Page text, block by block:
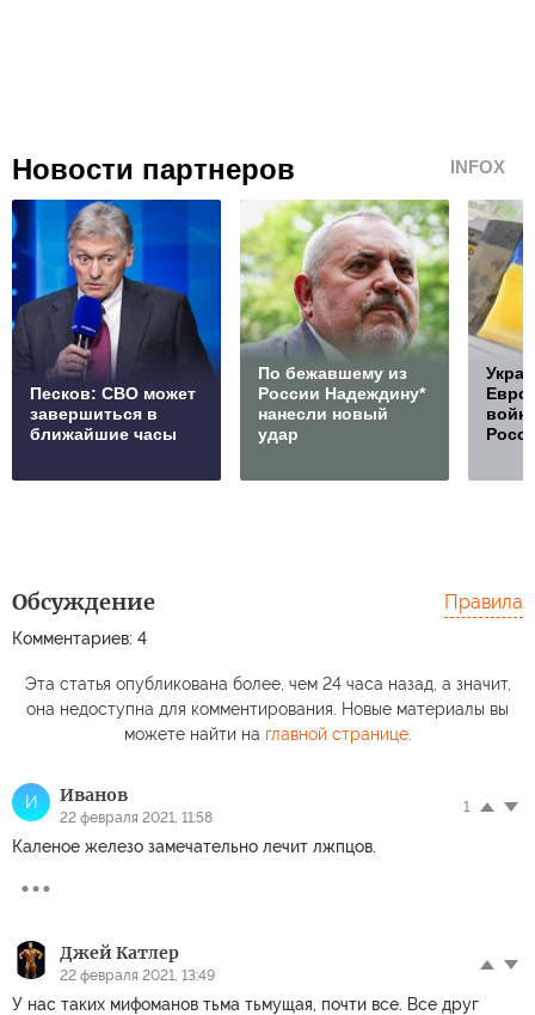
Новости партнеров INFOX
Песков: СВО может
завершиться в
ближайшие часы
По бежавшему из
России Надеждину*
нанесли новый
удар
Обсуждение
Комментариев: 4
Правила
Эта статья опубликована более, чем 24 часа назад, а значит,
она недоступна для комментирования. Новые материалы вы
можете найти на главной странице.
И Иванов
22 февраля 2021, 11:58
1
Каленое железо замечательно лечит лжпцов.
Джей Катлер
22 февраля 2021, 13:49
У нас таких мифоманов тьма тьмущая, почти все. Все друг